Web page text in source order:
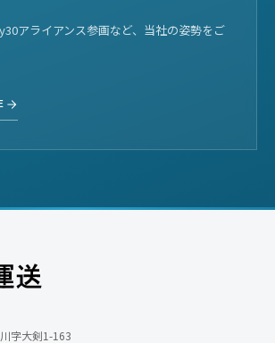
アライアンス参画など、当社の姿勢をご
字大剣1-163